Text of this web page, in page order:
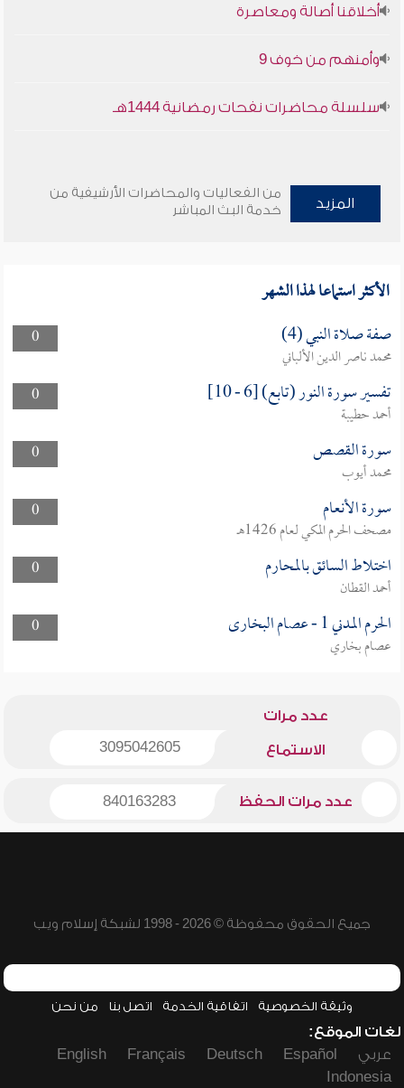
أخلاقنا أصالة ومعاصرة
وأمنهم من خوف 9
سلسلة محاضرات نفحات رمضانية 1444هـ
المزيد
من الفعاليات والمحاضرات الأرشيفية من
خدمة البث المباشر
الأكثر استماعا لهذا الشهر
0 صفة صلاة النبي (4)
محمد ناصر الدين الألباني
0
تفسير سورة النور (تابع) [6 - 10]
أحمد حطيبة
0
سورة القصص
محمد أيوب
0
سورة الأنعام
مصحف الحرم المكي لعام 1426هـ
0
اختلاط السائق بالمحارم
أحمد القطان
0
الحرم المدني 1 - عصام البخارى
عصام بخاري
عدد مرات
الاستماع 3095042605
عدد مرات الحفظ 840163283
جميع الحقوق محفوظة © 2026 - 1998 لشبكة إسلام ويب
وثيقة الخصوصية اتفاقية الخدمة اتصل بنا من نحن
لغات الموقع:
عربي
Español
Deutsch
Français
English
Indonesia